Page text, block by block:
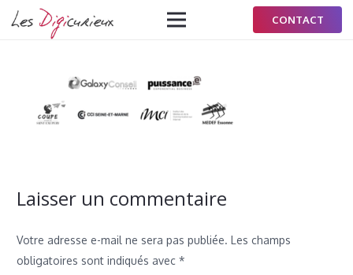
CONTACT
Laisser un commentaire
Votre adresse e-mail ne sera pas publiée. Les champs
obligatoires sont indiqués avec *